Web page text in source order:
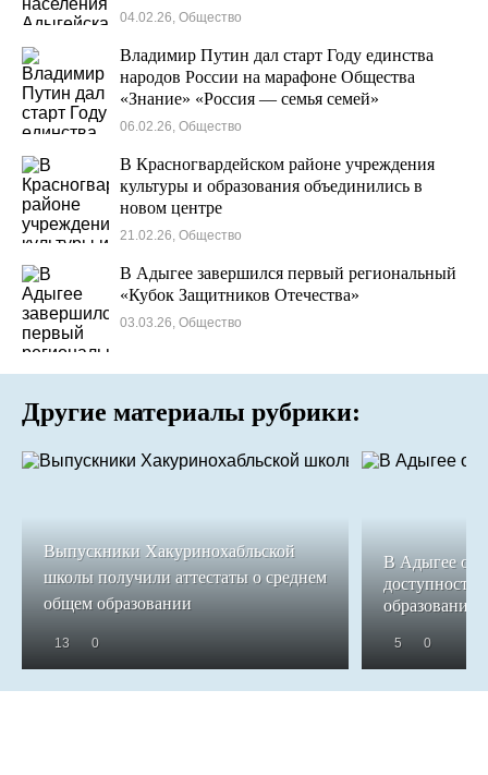
04.02.26, Общество
Владимир Путин дал старт Году единства
народов России на марафоне Общества
«Знание» «Россия — семья семей»
06.02.26, Общество
В Красногвардейском районе учреждения
культуры и образования объединились в
новом центре
21.02.26, Общество
В Адыгее завершился первый региональный
«Кубок Защитников Отечества»
03.03.26, Общество
Другие материалы рубрики:
Выпускники Хакуринохабльской
школы получили аттестаты о среднем
общем образовании
13 0
В Адыгее
доступность
образования
5 0